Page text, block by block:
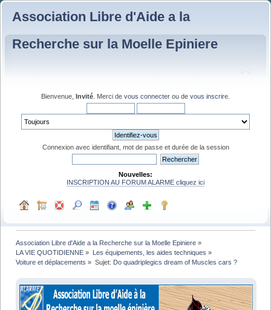
Association Libre d'Aide a la
Recherche sur la Moelle Epiniere
Bienvenue, Invité . Merci de vous connecter ou de vous inscrire
Connexion avec identifiant, mot de passe et durée de la session
Nouvelles:
INSCRIPTION AU FORUM ALARME cliquez ici
Association Libre d'Aide a la Recherche sur la Moelle Epiniere »
LA VIE QUOTIDIENNE » Les équipements, les aides techniques »
Voiture et déplacements » Sujet: Do quadriplegics dream of Muscles cars ?